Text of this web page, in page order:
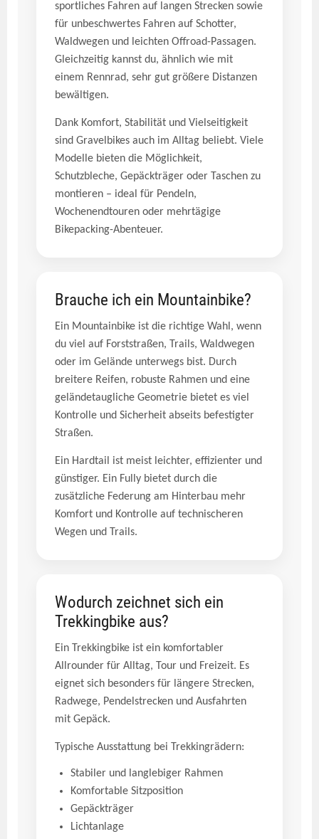
sportliches Fahren auf langen Strecken sowie
für unbeschwertes Fahren auf Schotter,
Waldwegen und leichten Offroad-Passagen.
Gleichzeitig kannst du, ähnlich wie mit
einem Rennrad, sehr gut größere Distanzen
bewältigen.
Dank Komfort, Stabilität und Vielseitigkeit
sind Gravelbikes auch im Alltag beliebt. Viele
Modelle bieten die Möglichkeit,
Schutzbleche, Gepäckträger oder Taschen zu
montieren – ideal für Pendeln,
Wochenendtouren oder mehrtägige
Bikepacking-Abenteuer.
Brauche ich ein Mountainbike?
Ein Mountainbike ist die richtige Wahl, wenn
du viel auf Forststraßen, Trails, Waldwegen
oder im Gelände unterwegs bist. Durch
breitere Reifen, robuste Rahmen und eine
geländetaugliche Geometrie bietet es viel
Kontrolle und Sicherheit abseits befestigter
Straßen.
Ein Hardtail ist meist leichter, effizienter und
günstiger. Ein Fully bietet durch die
zusätzliche Federung am Hinterbau mehr
Komfort und Kontrolle auf technischeren
Wegen und Trails.
Wodurch zeichnet sich ein
Trekkingbike aus?
Ein Trekkingbike ist ein komfortabler
Allrounder für Alltag, Tour und Freizeit. Es
eignet sich besonders für längere Strecken,
Radwege, Pendelstrecken und Ausfahrten
mit Gepäck.
Typische Ausstattung bei Trekkingrädern:
Stabiler und langlebiger Rahmen
Komfortable Sitzposition
Gepäckträger
Lichtanlage